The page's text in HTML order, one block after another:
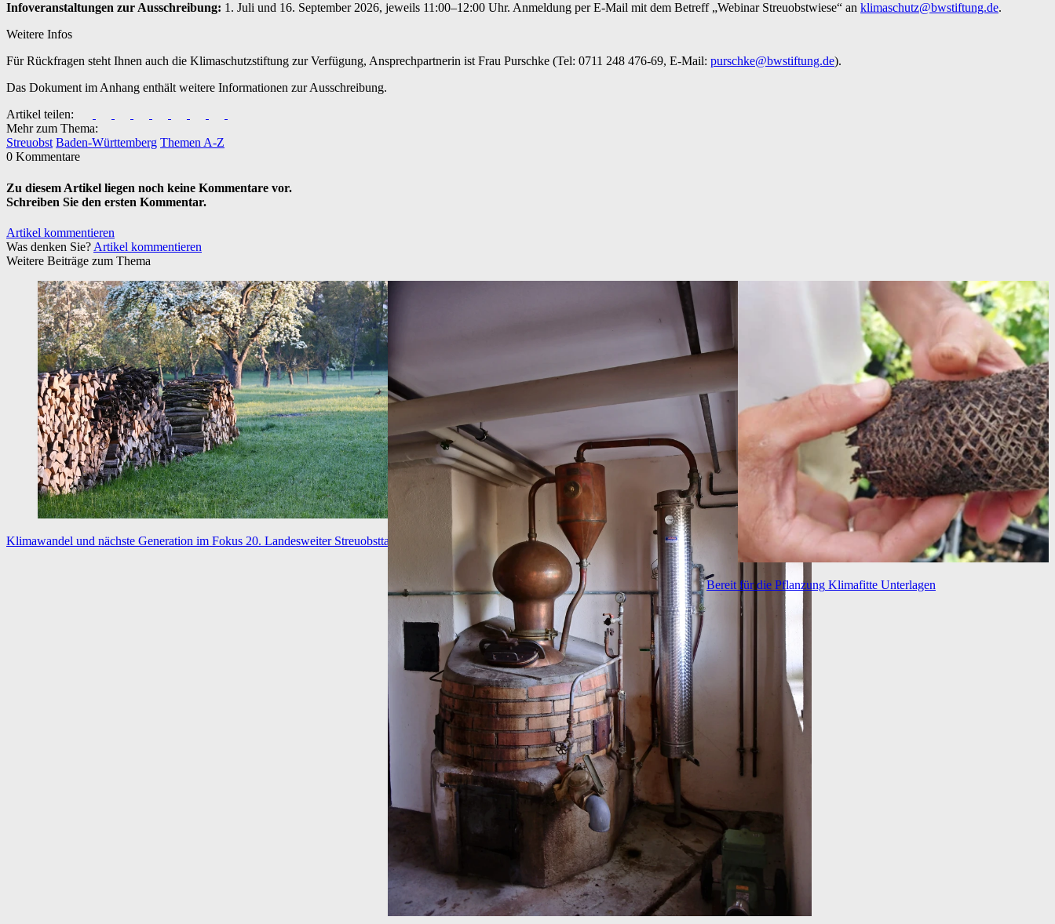
Infoveranstaltungen zur Ausschreibung: 1. Juli und 16. September 2026, jeweils 11:00–12:00 Uhr. Anmeldung per E-Mail mit dem Betreff „Webinar Streuobstwiese“ an klimaschutz@bwstiftung.de.
Weitere Infos
Für Rückfragen steht Ihnen auch die Klimaschutzstiftung zur Verfügung, Ansprechpartnerin ist Frau Purschke (Tel: 0711 248 476-69, E-Mail: purschke@bwstiftung.de).
Das Dokument im Anhang enthält weitere Informationen zur Ausschreibung.
Artikel teilen:
Mehr zum Thema:
Streuobst Baden-Württemberg Themen A-Z
0 Kommentare
Zu diesem Artikel liegen noch keine Kommentare vor.
Schreiben Sie den ersten Kommentar.
Artikel kommentieren
Was denken Sie? Artikel kommentieren
Weitere Beiträge zum Thema
Klimawandel und nächste Generation im Fokus 20. Landesweiter Streuobsttag
Bereit für die Pflanzung Klimafitte Unterlagen